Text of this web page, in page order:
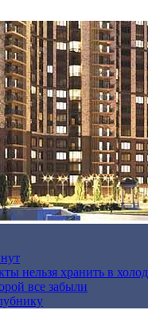
нельзя хранить в
все забыли